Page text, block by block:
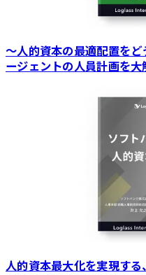
～人的資本の最適配置を
ージェントの人員計画を大
人的資本最大化を実現す